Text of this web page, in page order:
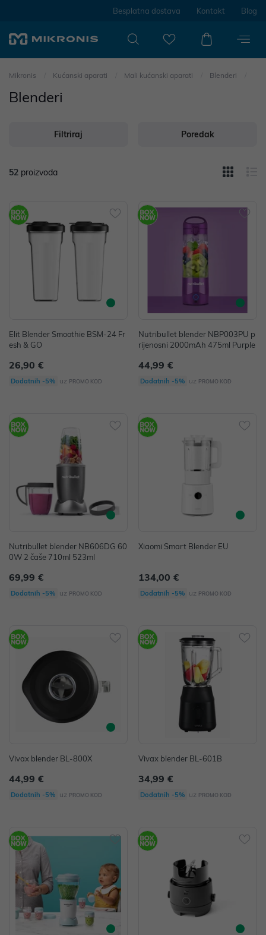
Besplatna dostava Kontakt Blog
Mikronis Kućanski aparati Mali kućanski aparati Blenderi
Blenderi
Filtriraj Poredak
52 proizvoda
Elit Blender Smoothie BSM-24 Fr
esh & GO
26,90 €
Dodatnih -5% uz PROMO KOD
Nutribullet blender NBP003PU p
rijenosni 2000mAh 475ml Purple
44,99 €
Dodatnih -5% uz PROMO KOD
Nutribullet blender NB606DG 60
0W 2 čaše 710ml 523ml
69,99 €
Dodatnih -5% uz PROMO KOD
Xiaomi Smart Blender EU
134,00 €
Dodatnih -5% uz PROMO KOD
Vivax blender BL-800X
44,99 €
Dodatnih -5% uz PROMO KOD
Vivax blender BL-601B
34,99 €
Dodatnih -5% uz PROMO KOD